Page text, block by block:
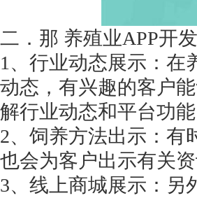
二．那 养殖业APP开
1、行业动态展示：在
动态，有兴趣的客户
解行业动态和平台功能
2、饲养方法出示：有
也会为客户出示有关
3、线上商城展示：另